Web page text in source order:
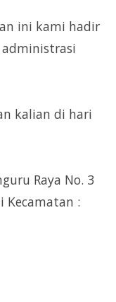
ini kami hadir
kalian di hari
Raya No. 3
Kecamatan :